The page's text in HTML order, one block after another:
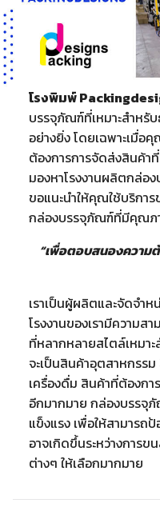
โรงพิมพ์
บรรจุภัณฑ์ที่เหมาะสำหรั
อย่างยิ่ง โดยเฉพาะเมื่อ
ต้องการการจัดส่งสินค้า
มองหาโรงงานผลิตกล่อ
ขอแนะนำให้คุณใช้บริกา
กล่องบรรจุภัณฑ์ที่มีคุณภ
“เพื่อตอบสนองความ
เราเป็นผู้ผลิตและจัดจำ
โรงงานของเรามีความ
ที่หลากหลายสไตล์เหมา
จะเป็นสินค้าอุตสาหกรร
เครื่องดื่ม สินค้าที่ต้องก
อีกมากมาย กล่องบรรจุ
แข็งแรง เพื่อให้สามารถ
อาจเกิดขึ้นระหว่างการ
ต่างๆ ให้เลือกมากมาย